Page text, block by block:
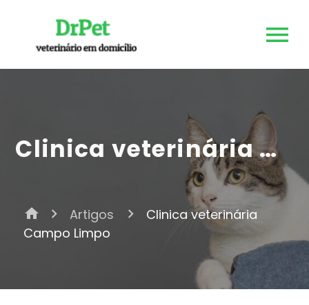
Clinica veterinária Campo Limpo
home Artigos
Clinica veterinária
Campo Limpo